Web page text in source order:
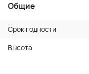
Общие
Срок годности
Высота